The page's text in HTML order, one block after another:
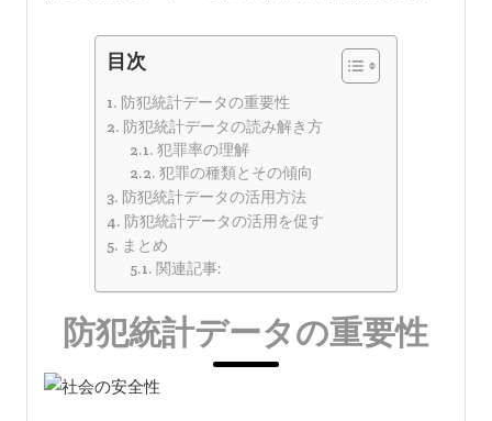
目次
防犯統計データの重要性
防犯統計データの読み解き方
犯罪率の理解
犯罪の種類とその傾向
防犯統計データの活用方法
防犯統計データの活用を促す
まとめ
関連記事:
防犯統計データの重要性